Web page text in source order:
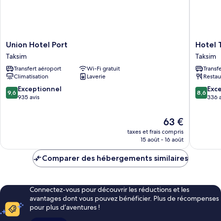
Union
Hotel
Port
Taksim
Union Hotel Port
Taksim
Transfert aéroport
Wi-Fi gratuit
Climatisation
Laverie
9.6
sur
9,6 Exceptionnel
935 avis
Le
nouveau
prix
de
63 €
taxes et frais compris
15 août - 16 août
Hotel
The
Public
Taksim
Hotel
Taksim
8.6
sur
8,6
336
Comparer des hébergements similaires
Connectez-vous pour découvrir les réductions et les
avantages dont vous pouvez bénéficier. Plus de récompenses
pour plus d’aventures !